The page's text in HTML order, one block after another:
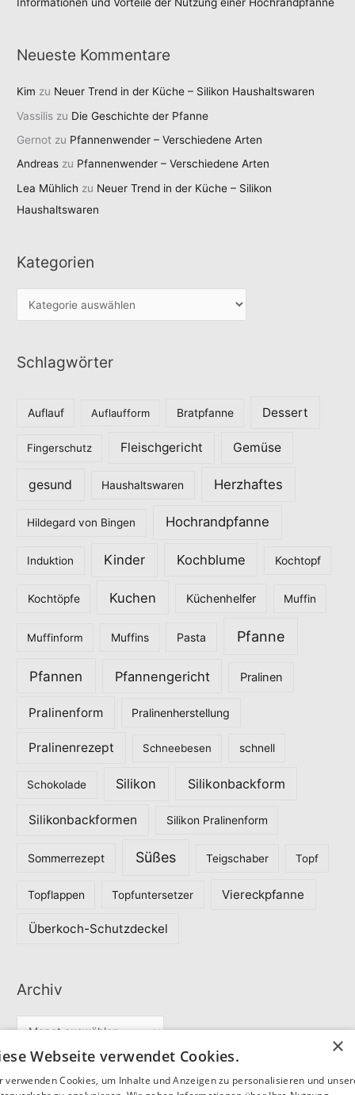
Neueste Kommentare
Kim zu Neuer Trend in der Küche – Silikon Haushaltswaren
Vassilis zu Die Geschichte der Pfanne
Gernot zu Pfannenwender – Verschiedene Arten
Andreas zu Pfannenwender – Verschiedene Arten
Lea Mühlich zu Neuer Trend in der Küche – Silikon
Haushaltswaren
Kategorien
a
e
Schlagwörter
Auflauf Auflaufform Bratpfanne Dessert
Fingerschutz Fleischgericht Gemüse
gesund Haushaltswaren Herzhaftes
Hildegard von Bingen Hochrandpfanne
Induktion Kinder Kochblume Kochtopf
Kochtöpfe Kuchen Küchenhelfer Muffin
Muffinform Muffins Pasta Pfanne
Pfannen Pfannengericht Pralinen
Pralinenform Pralinenherstellung
Pralinenrezept Schneebesen schnell
Schokolade Silikon Silikonbackform
Silikonbackformen Silikon Pralinenform
Sommerrezept Süßes Teigschaber Topf
Topflappen Topfuntersetzer Viereckpfanne
Überkoch-Schutzdeckel
Archiv
Partner
×
Webseite verwendet Cookies.
verwenden Cookies, um Inhalte und Anzeigen zu personalisieren und